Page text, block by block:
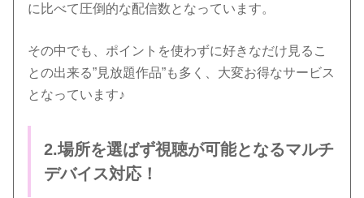
に比べて圧倒的な配信数となっています。
その中でも、ポイントを使わずに好きなだけ見るこ
との出来る”見放題作品”も多く、大変お得なサービス
となっています♪
2.場所を選ばず視聴が可能となるマルチ
デバイス対応！